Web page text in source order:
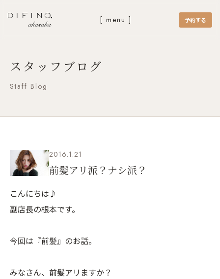
[ menu ] 予約する
スタッフブログ
Staff Blog
2016.1.21
前髪アリ派？ナシ派？
こんにちは♪
副店長の根本です。
今回は『前髪』のお話。
みなさん、前髪アリますか？